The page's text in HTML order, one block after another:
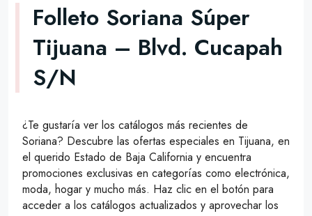
Folleto Soriana Súper
Tijuana – Blvd. Cucapah
S/N
¿Te gustaría ver los catálogos más recientes de
Soriana? Descubre las ofertas especiales en Tijuana, en
el querido Estado de Baja California y encuentra
promociones exclusivas en categorías como electrónica,
moda, hogar y mucho más. Haz clic en el botón para
acceder a los catálogos actualizados y aprovechar los